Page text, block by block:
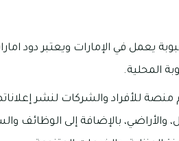
يعمل في الإمارات ويعتبر دود
المحلية.
منصة للأفراد والشركات لنشر
والأراضي، بالإضافة إلى الوظائف